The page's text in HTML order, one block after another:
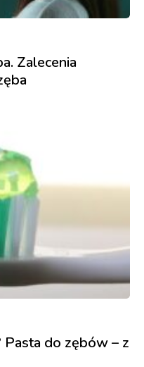
Zalecenia
do zębów – z